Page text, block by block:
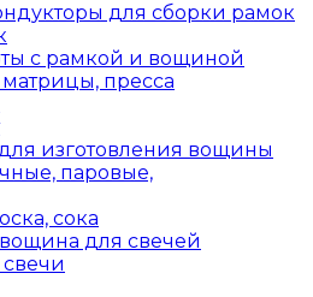
для сборки рамок
с рамкой и вощиной
пресса
изготовления вощины
паровые,
сока
для свечей